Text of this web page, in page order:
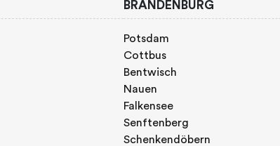
BRANDENBURG
Potsdam
Cottbus
Bentwisch
Nauen
Falkensee
Senftenberg
Schenkendöbern